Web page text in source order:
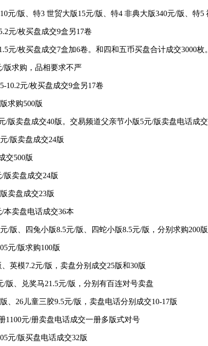
元/版、特3 世贸大版15元/版、特4 非典大版340元/版、特
元/枚买盘成交9盒另17卷
元/枚买盘成交7盒加6卷。和四和五币买盘合计成交3000
版求购，品相要求不严
10.2元/枚买盘成交9盒另17卷
求购500版
/版卖盘成交40版。交易频道父亲节小版5元/版卖盘电话成
/版卖盘成交24版
交500版
版卖盘成交24版
卖盘成交23版
本卖盘电话成交36本
/版、四兔小版8.5元/版、四蛇小版8.5元/版，分别求购200
元/版求购100版
英模7.2元/版，卖盘分别成交25版和30版
/版、兑奖马21.5元/版，分别有百连对号卖盘
、26儿童三胶9.5元/版，卖盘电话分别成交10-17版
1100元/册卖盘电话成交一册多版式对号
元/版买盘电话成交32版